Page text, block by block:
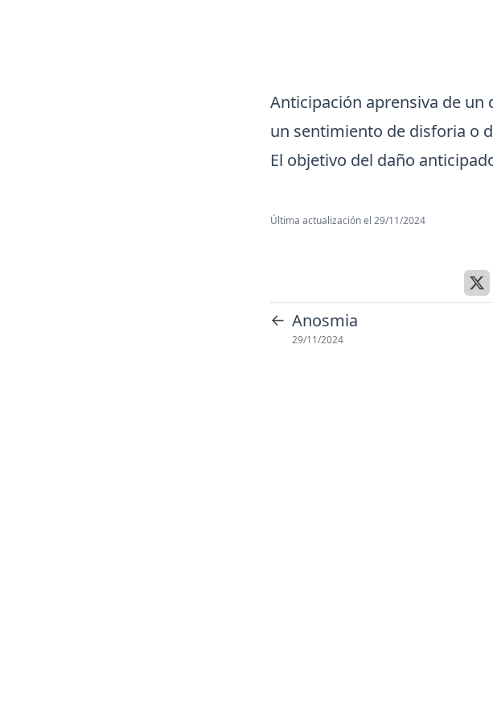
Anticipación aprensiva de
un sentimiento de disforia o
El objetivo del daño
Última actualización el 29/11/2024
← Anosmia
29/11/2024